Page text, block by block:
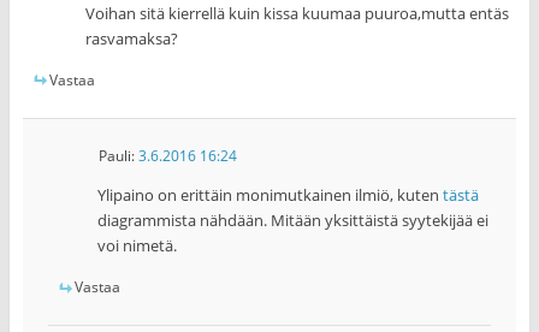
Voihan sitä kierrellä kuin kissa kuumaa puuroa,mutta entäs
rasvamaksa?
Vastaa
Pauli:3.6.2016 16:24
Ylipaino on erittäin monimutkainen ilmiö, kuten tästä
diagrammista nähdään. Mitään yksittäistä syytekijää ei
voi nimetä.
Vastaa